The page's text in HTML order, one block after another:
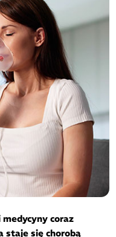
coraz
staje się chorobą